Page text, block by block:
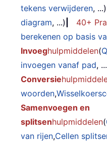
tekens verwijderen, ...)
diagram, ...) 40+
berekenen op basis
Invoeghulpmiddelen(
invoegen vanaf pad,
Conversie
woorden,
Samenvoegen en
splitsenhulpmiddelen(
van rijen,Cellen